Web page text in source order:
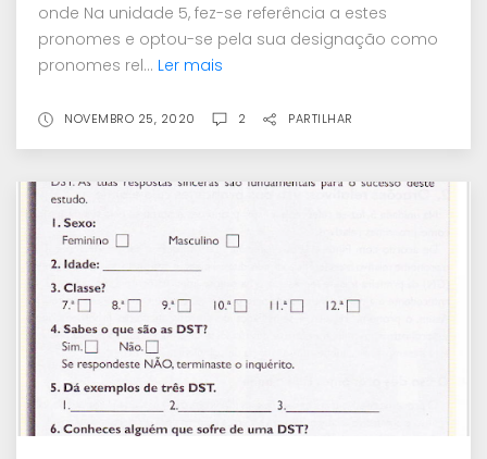
onde Na unidade 5, fez-se referência a estes
pronomes e optou-se pela sua designação como
pronomes rel... Ler mais
NOVEMBRO 25, 2020 2 PARTILHAR